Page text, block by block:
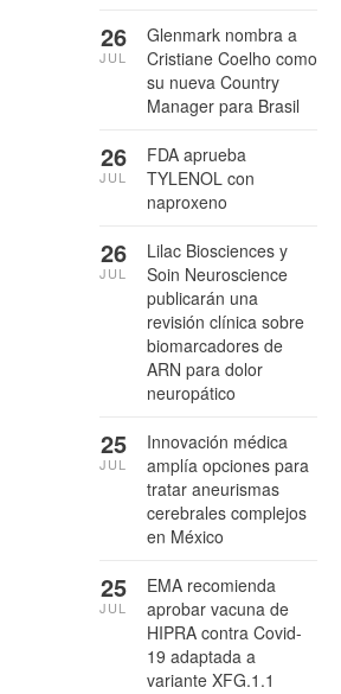
Glenmark nombra a
Cristiane Coelho como
su nueva Country
Manager para Brasil
26
JUL
FDA aprueba
TYLENOL con
naproxeno
26
JUL
Lilac Biosciences y
Soin Neuroscience
publicarán una
revisión clínica sobre
biomarcadores de
ARN para dolor
neuropático
26
JUL
Innovación médica
amplía opciones para
tratar aneurismas
cerebrales complejos
en México
25
JUL
EMA recomienda
aprobar vacuna de
HIPRA contra Covid-
19 adaptada a
variante XFG.1.1
25
JUL